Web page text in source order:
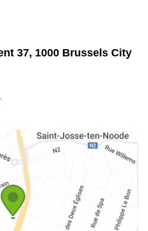
37, 1000 Brussels City